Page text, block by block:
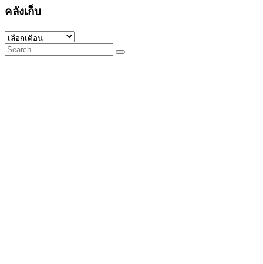
คลังเก็บ
คลัง
เก็บ
Search
for: